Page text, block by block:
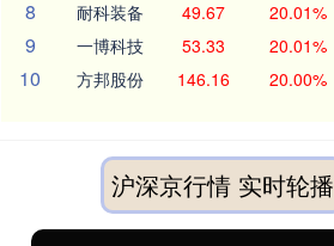
8 耐科装备 49.67 20.01%
9 一博科技 53.33 20.01%
10 方邦股份 146.16 20.00%
沪深京行情 实时轮播